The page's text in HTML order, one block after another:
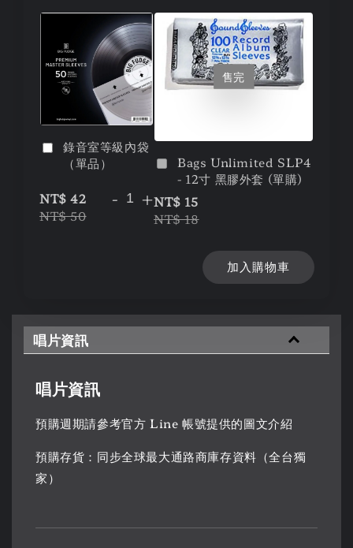
錄音室等級內袋
（單品）
NT$ 42
NT$ 50
- +
售完
Bags Unlimited SLP4
- 12寸 黑膠外套 (單購)
NT$ 15
NT$ 18
加入購物車
唱片資訊
唱片資訊
預購週期請參考官方 Line 帳號提供的圖文介紹
預購存貨：同步全球最大通路商庫存資料（全台獨
家）